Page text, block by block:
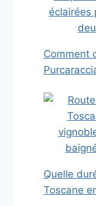
Comment
Quelle
Toscane